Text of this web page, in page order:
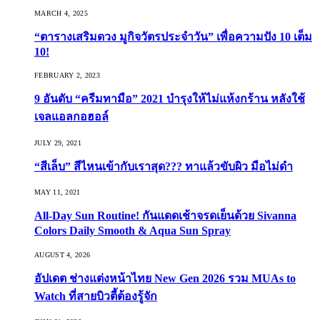
MARCH 4, 2025
“ตารางเสริมดวง มูกิจวัตรประจำวัน” เพื่อความปัง 10 เต็ม
10!
FEBRUARY 2, 2023
9 อันดับ “ครีมทามือ” 2021 บำรุงให้ไม่แห้งกร้าน หลังใช้
เจลแอลกอฮอล์
JULY 29, 2021
“สีเล็บ” สีไหนเข้ากับเราสุด??? ทาแล้วขับผิว มือไม่ดำ
MAY 11, 2021
All-Day Sun Routine! กันแดดเช้าจรดเย็นด้วย Sivanna
Colors Daily Smooth & Aqua Sun Spray
AUGUST 4, 2026
อัปเดต ช่างแต่งหน้าไทย New Gen 2026 รวม MUAs to
Watch ที่สายบิวตี้ต้องรู้จัก